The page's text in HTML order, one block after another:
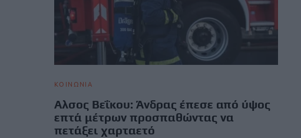
ΚΟΙΝΩΝΙΑ
Αλσος Βεΐκου: Άνδρας έπεσε από ύψος
επτά μέτρων προσπαθώντας να
πετάξει χαρταετό